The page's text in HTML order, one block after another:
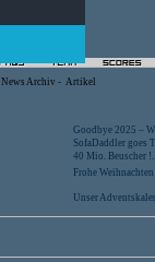
News Archiv - Artikel
Goodbye 2025 –
SofaDaddler goes
40 Mio. Beuscher
Frohe
Unser